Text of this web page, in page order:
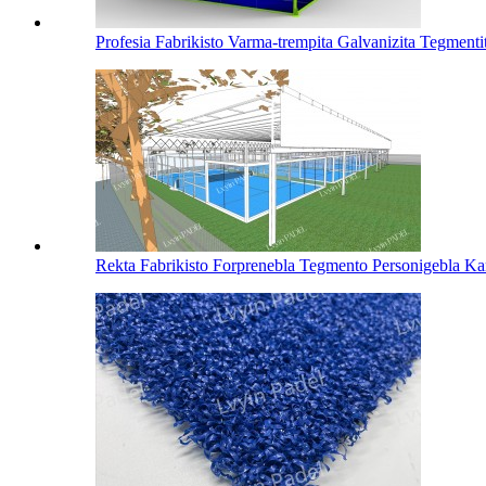
Profesia Fabrikisto Varma-trempita Galvanizita
Rekta Fabrikisto Forprenebla Tegmento Personigebla